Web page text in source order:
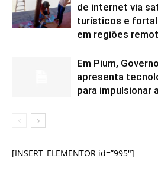
de internet via
turísticos e
em regiões
Em Pium,
apresenta
para impulsionar
[INSERT_ELEMENTOR id=”995″]